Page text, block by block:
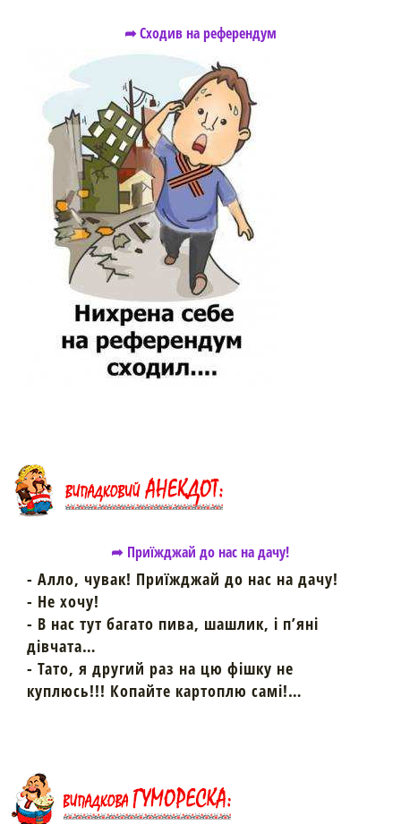
➦ Сходив на референдум
➦ Приїжджай до нас на дачу!
- Алло, чувак! Приїжджай до нас на дачу!
- Не хочу!
- В нас тут багато пива, шашлик, і п’яні
дівчата…
- Тато, я другий раз на цю фішку не
куплюсь!!! Копайте картоплю самі!…